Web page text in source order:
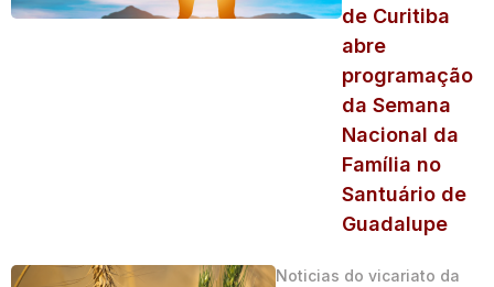
de Curitiba
abre
programação
da Semana
Nacional da
Família no
Santuário de
Guadalupe
Noticias do vicariato da